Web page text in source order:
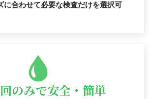
に合わせて必要な検査だけを選択可
のみで安全・簡単